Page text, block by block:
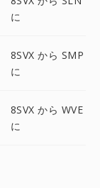
に
8SVX から SMP
に
8SVX から WVE
に